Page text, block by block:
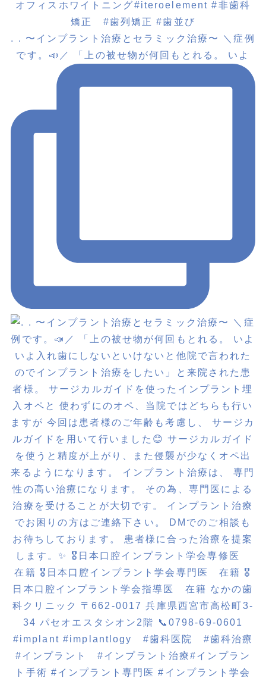
. . 〜インプラント治療とセラミック治療〜 ＼症例
です。📣／ 「上の被せ物が何回もとれる。 いよ